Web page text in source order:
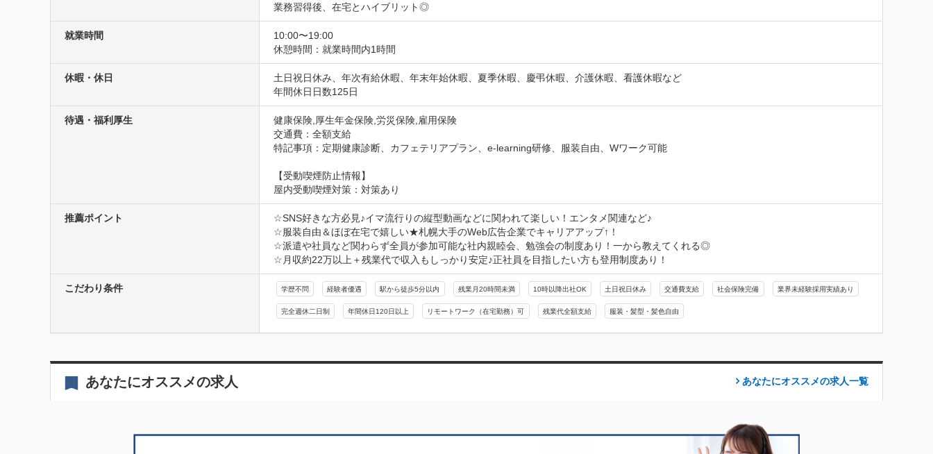
業務習得後、在宅とハイブリット◎
就業時間
10:00〜19:00
休憩時間：就業時間内1時間
休暇・休日
土日祝日休み、年次有給休暇、年末年始休暇、夏季休暇、慶弔休暇、介護休暇、看護休暇など
年間休日日数125日
待遇・福利厚生
健康保険,厚生年金保険,労災保険,雇用保険
交通費：全額支給
特記事項：定期健康診断、カフェテリアプラン、e-learning研修、服装自由、Wワーク可能
【受動喫煙防止情報】
屋内受動喫煙対策：対策あり
推薦ポイント
☆SNS好きな方必見♪イマ流行りの縦型動画などに関われて楽しい！エンタメ関連など♪
☆服装自由＆ほぼ在宅で嬉しい★札幌大手のWeb広告企業でキャリアアップ↑！
☆派遣や社員など関わらず全員が参加可能な社内親睦会、勉強会の制度あり！一から教えてくれる◎
☆月収約22万以上＋残業代で収入もしっかり安定♪正社員を目指したい方も登用制度あり！
こだわり条件 学歴不問 経験者優遇 駅から徒歩5分以内 残業月20時間未満 10時以降出社OK 土日祝日休み 交通費支給 社会保険完備 業界未経験採用実績あり
完全週休二日制 年間休日120日以上 リモートワーク（在宅勤務）可 残業代全額支給 服装・髪型・髪色自由
あなたにオススメの求人 あなたにオススメの求人一覧